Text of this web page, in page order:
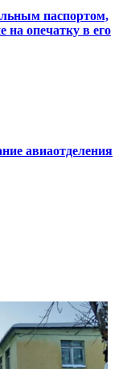
паспортом,
на опечатку в его
авиаотделения